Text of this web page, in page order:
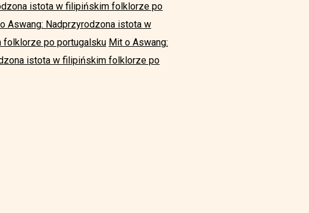
istota w filipińskim folklorze po
Aswang: Nadprzyrodzona istota w
folklorze po portugalsku Mit o Aswang:
istota w filipińskim folklorze po